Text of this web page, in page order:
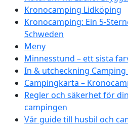
Kronocamping Lidköping
Kronocamping: Ein 5-
Schweden
Meny
Minnesstund – ett sista
In & utcheckning
Campingkarta –
Regler och säkerhet för
campingen
Vår guide till husbil och